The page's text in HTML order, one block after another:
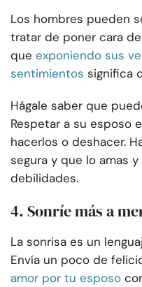
Los hombres pueden
tratar de poner cara
que exponiendo sus
sentimientos significa
Hágale saber que
Respetar a su esposo
hacerlos o deshacer.
segura y que lo amas
debilidades.
4. Sonríe más a
La sonrisa es un
Envía un poco de
amor por tu esposo